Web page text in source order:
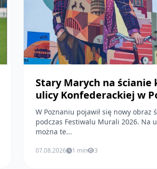
Stary Marych na ścianie
ulicy Konfederackiej w
W Poznaniu pojawił się nowy obraz
podczas Festiwalu Murali 2026. Na
można te...
07.08.2026 1 min 3